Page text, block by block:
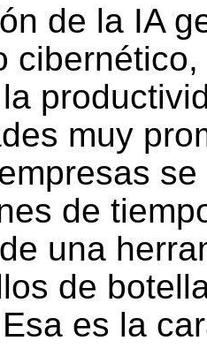
de la IA
muy
de
una
de
es la